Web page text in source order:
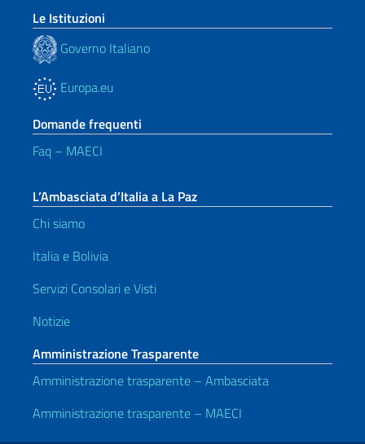
Le Istituzioni
Governo Italiano
Europa.eu
Domande frequenti
Faq – MAECI
L’Ambasciata d’Italia a La Paz
Chi siamo
Italia e Bolivia
Servizi Consolari e Visti
Notizie
Amministrazione Trasparente
Amministrazione trasparente – Ambasciata
Amministrazione trasparente – MAECI